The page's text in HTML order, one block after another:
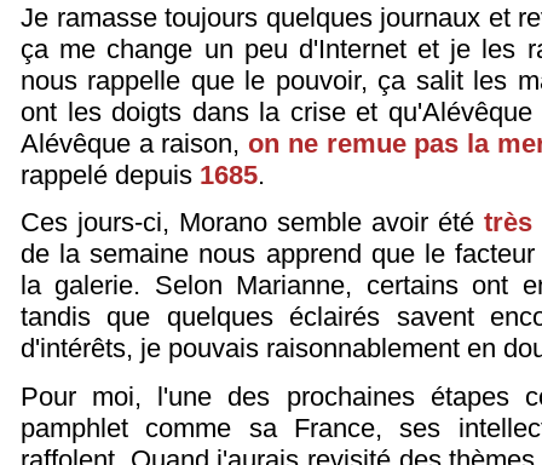
Je ramasse toujours quelques journaux et
ça me change un peu d'Internet et je les
nous rappelle que le pouvoir, ça salit les
ont les doigts dans la crise et
Alévêque a raison, on ne remue pas la
rappelé depuis 1685.
Ces jours-ci, Morano semble avoir été très
de la semaine nous apprend que le
la galerie. Selon Marianne, certains ont
tandis que quelques éclairés savent
d'intérêts, je pouvais raisonnablement en
Pour moi, l'une des prochaines étapes
pamphlet comme sa France, ses